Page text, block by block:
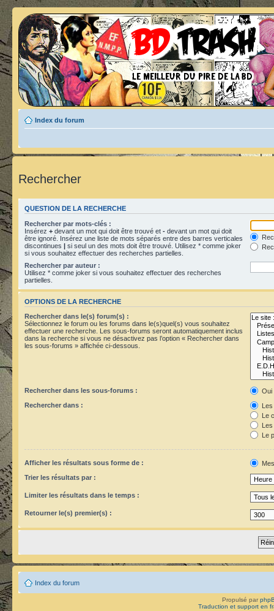
Index du forum
Rechercher
QUESTION DE LA RECHERCHE
Rechercher par mots-clés :
Insérez + devant un mot qui doit être trouvé et - devant un mot qui doit
être ignoré. Insérez une liste de mots séparés entre des barres verticales
discontinues | si seul un des mots doit être trouvé. Utilisez * comme joker
si vous souhaitez effectuer des recherches partielles.
Rechercher par auteur :
Utilisez * comme joker si vous souhaitez effectuer des recherches
partielles.
OPTIONS DE LA RECHERCHE
Rechercher dans le(s) forum(s) :
Sélectionnez le forum ou les forums dans le(s)quel(s) vous souhaitez
effectuer une recherche. Les sous-forums seront automatiquement inclus
dans la recherche si vous ne désactivez pas l’option « Rechercher dans
les sous-forums » affichée ci-dessous.
Rechercher dans les sous-forums :
Oui
Rechercher dans :
Le
Le
Afficher les résultats sous forme de :
Trier les résultats par :
Limiter les résultats dans le temps :
Retourner le(s) premier(s) :
Index du forum
Propulsé par
Traduction et support en